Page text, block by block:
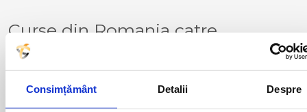
Consimțământ Detalii Despre
Curse din Romania catre
NOVARA:
ACAS
ADJUD
LUGOJ
MAGLAVIT